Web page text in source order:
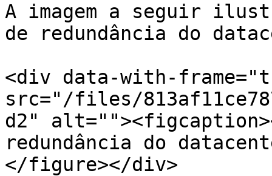
A imagem a seguir
de redundância do
<div data-with-
src="/files/
d2"
redundância do
</figure></div>